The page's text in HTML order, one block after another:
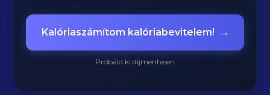
Kalóriaszámítom kalóriabevitelem! →
Próbáld ki díjmentesen